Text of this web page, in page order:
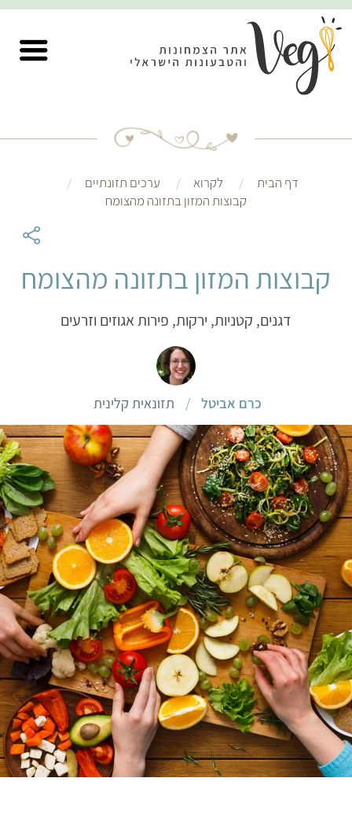
דף הבית לקרוא
ערכים תזונתיים
קבוצות המזון בתזונה מהצומח
קבוצות המזון בתזונה מהצומח
דגנים, קטניות, ירקות, פירות אגוזים וזרעים
כרם אביטל / תזונאית קלינית